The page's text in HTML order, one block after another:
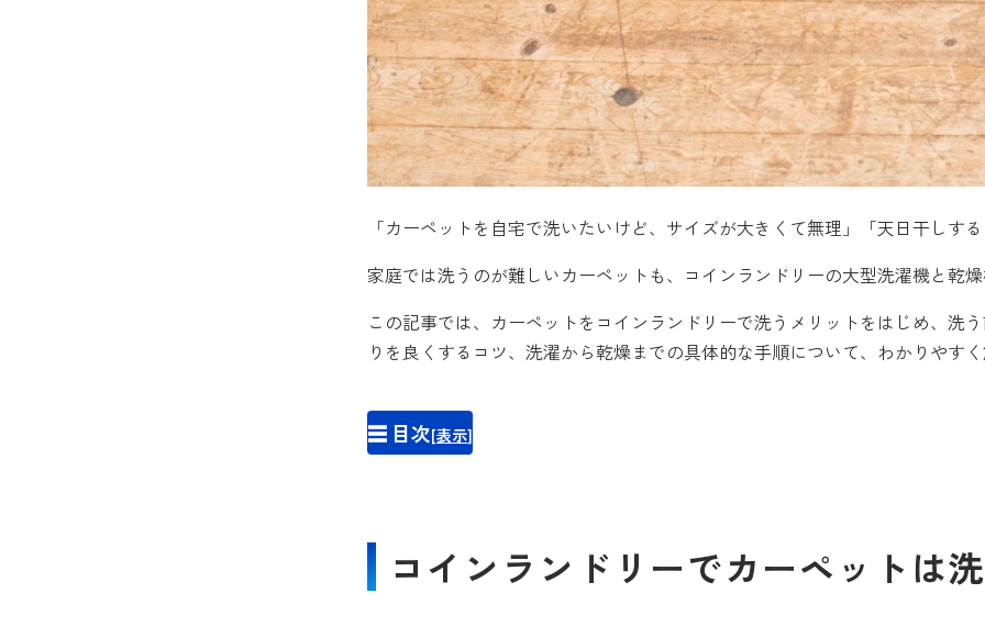
「カーペットを自宅で洗いたいけど、サイズが大きくて無理」「天日干し
家庭では洗うのが難しいカーペットも、コインランドリーの大型洗濯機と乾
この記事では、カーペットをコインランドリーで洗うメリットをはじめ、洗
りを良くするコツ、洗濯から乾燥までの具体的な手順について、わかりやす
☰ 目次[表示]
コインランドリーでカーペットは